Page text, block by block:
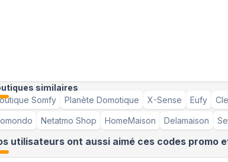
similaires
Somfy
Planète Domotique X-Sense Eufy
Netatmo Shop HomeMaison Delamaison
utilisateurs ont aussi aimé ces codes promo